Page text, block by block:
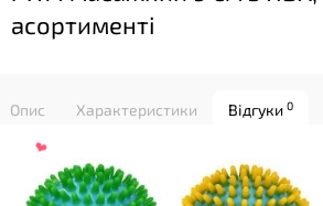
асортименті
Опис Характеристики Відгуки 0